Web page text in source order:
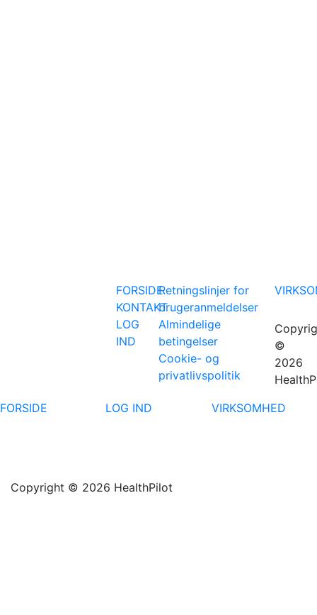
FORSIDE
KONTAKT
LOG
IND
Retningslinjer for
brugeranmeldelser
Almindelige
betingelser
Cookie- og
privatlivspolitik
©
2026
FORSIDE
LOG IND VIRKSOMHED
Copyright © 2026 HealthPilot